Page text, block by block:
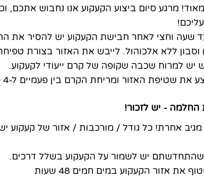
מרגע סיום ביצוע הקעקוע אנו נחבוש אתכם,
שעה וחצי לאחר חבישת הקעקוע יש להסיר את
וסבון ללא אלכוהול. לייבש את האזור בצורת
יש למרוח שכבה שקופה של קרם ייעודי לקעקוע.
האזור ומריחת הקרם בין פעמיים ל-4 פעמים ביום בהתאם להוראות שקיבלתם עד 4 שבועות.
החלמה - יש לזכור!
מגיב אחרת! כל גודל / מורכבות / אזור של
יש לשמור על הקעקוע בשלל דרכים.
את אזור הקעקוע במים חמים 48 שעות